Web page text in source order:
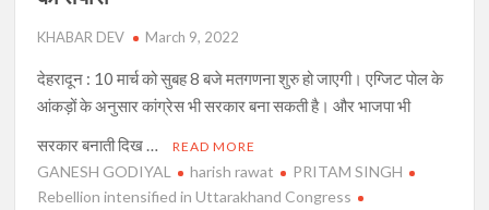
KHABAR DEV March 9, 2022
देहरादून : 10 मार्च को सुबह 8 बजे मतगणना शुरु हो जाएगी। एग्जिट पोल के
आंकड़ों के अनुसार कांग्रेस भी सरकार बना सकती है। और भाजपा भी
सरकार बनाती दिख …
READ MORE
GANESH GODIYAL harish rawat
PRITAM SINGH
Rebellion intensified in Uttarakhand Congress